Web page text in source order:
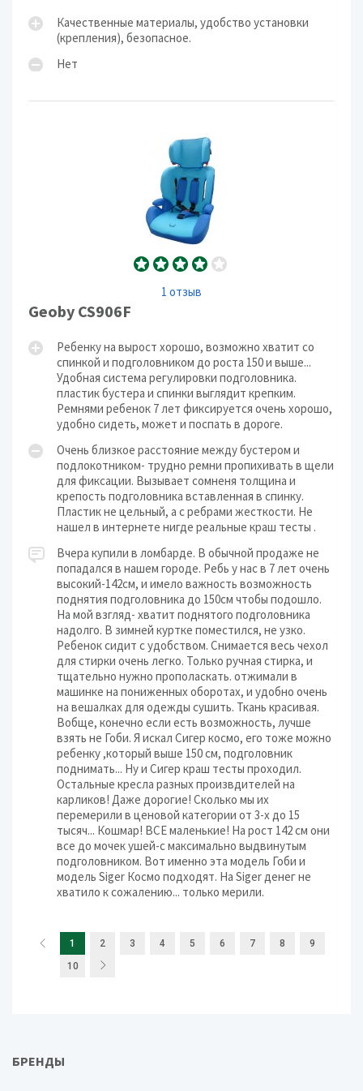
Качественные материалы, удобство установки
(крепления), безопасное.
Нет
1 отзыв
Geoby CS906F
Ребенку на вырост хорошо, возможно хватит со
спинкой и подголовником до роста 150 и выше...
Удобная система регулировки подголовника.
пластик бустера и спинки выглядит крепким.
Ремнями ребенок 7 лет фиксируется очень хорошо,
удобно сидеть, может и поспать в дороге.
Очень близкое расстояние между бустером и
подлокотником- трудно ремни пропихивать в щели
для фиксации. Вызывает сомненя толщина и
крепость подголовника вставленная в спинку.
Пластик не цельный, а с ребрами жесткости. Не
нашел в интернете нигде реальные краш тесты .
Вчера купили в ломбарде. В обычной продаже не
попадался в нашем городе. Ребь у нас в 7 лет очень
высокий-142см, и имело важность возможность
поднятия подголовника до 150см чтобы подошло.
На мой взгляд- хватит поднятого подголовника
надолго. В зимней куртке поместился, не узко.
Ребенок сидит с удобством. Снимается весь чехол
для стирки очень легко. Только ручная стирка, и
тщательно нужно прополаскать. отжимали в
машинке на пониженных оборотах, и удобно очень
на вешалках для одежды сушить. Ткань красивая.
Вобще, конечно если есть возможность, лучше
взять не Гоби. Я искал Сигер космо, его тоже можно
ребенку ,который выше 150 см, подголовник
поднимать... Ну и Сигер краш тесты проходил.
Остальные кресла разных произвдителей на
карликов! Даже дорогие! Сколько мы их
перемерили в ценовой категории от 3-х до 15
тысяч... Кошмар! ВСЕ маленькие! На рост 142 см они
все до мочек ушей-с максимально выдвинутым
подголовником. Вот именно эта модель Гоби и
модель Siger Космо подходят. На Siger денег не
хватило к сожалению... только мерили.
1 2 3 4 5 6 7 8
9
10
БРЕНДЫ